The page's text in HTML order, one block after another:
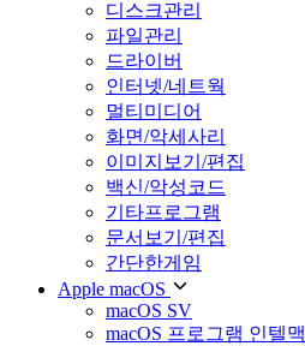
디스크관리
파일관리
드라이버
인터넷/네트웍
멀티미디어
화면/악세사리
이미지보기/편집
백신/악성코드
기타프로그램
문서보기/편집
간단한게임
Apple macOS
macOS SV
macOS 프로그램 인텔맥